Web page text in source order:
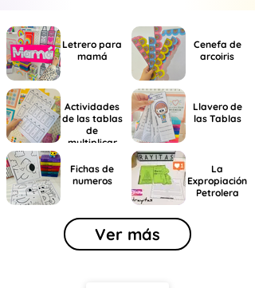
Letrero para
mamá
Cenefa de
arcoiris
Actividades
de las tablas
de
multiplicar
Llavero de
las Tablas
Fichas de
numeros
La
Expropiación
Petrolera
Ver más